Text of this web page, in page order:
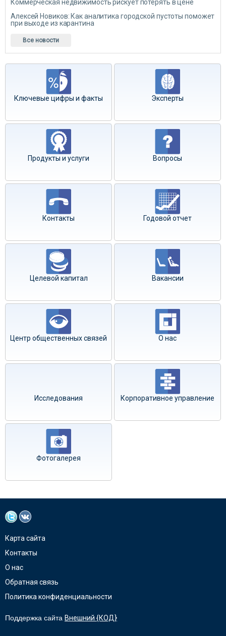
Коммерческая недвижимость рискует потерять в цене
Алексей Новиков: Как аналитика городской пустоты поможет
при выходе из карантина
Все новости
Ключевые цифры и факты Эксперты
Продукты и услуги Вопросы
Контакты Годовой отчет
Целевой капитал Вакансии
Центр общественных связей О нас
Исследования Корпоративное управление
Фотогалерея
Карта сайта
Контакты
О нас
Обратная связь
Политика конфиденциальности
Поддержка сайта Внешний {КОД}